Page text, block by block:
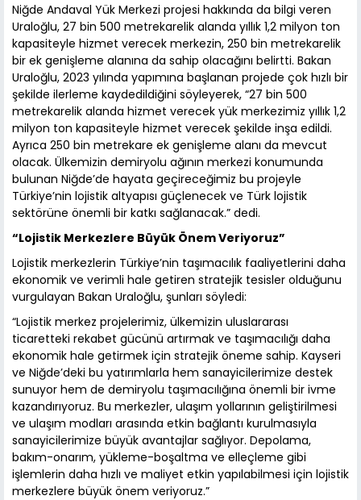
Niğde Andaval Yük Merkezi projesi hakkında da bilgi veren
Uraloğlu, 27 bin 500 metrekarelik alanda yıllık 1,2 milyon ton
kapasiteyle hizmet verecek merkezin, 250 bin metrekarelik
bir ek genişleme alanına da sahip olacağını belirtti. Bakan
Uraloğlu, 2023 yılında yapımına başlanan projede çok hızlı bir
şekilde ilerleme kaydedildiğini söyleyerek, “27 bin 500
metrekarelik alanda hizmet verecek yük merkezimiz yıllık 1,2
milyon ton kapasiteyle hizmet verecek şekilde inşa edildi.
Ayrıca 250 bin metrekare ek genişleme alanı da mevcut
olacak. Ülkemizin demiryolu ağının merkezi konumunda
bulunan Niğde’de hayata geçireceğimiz bu projeyle
Türkiye’nin lojistik altyapısı güçlenecek ve Türk lojistik
sektörüne önemli bir katkı sağlanacak.” dedi.
“Lojistik Merkezlere Büyük Önem Veriyoruz”
Lojistik merkezlerin Türkiye’nin taşımacılık faaliyetlerini daha
ekonomik ve verimli hale getiren stratejik tesisler olduğunu
vurgulayan Bakan Uraloğlu, şunları söyledi:
“Lojistik merkez projelerimiz, ülkemizin uluslararası
ticaretteki rekabet gücünü artırmak ve taşımacılığı daha
ekonomik hale getirmek için stratejik öneme sahip. Kayseri
ve Niğde’deki bu yatırımlarla hem sanayicilerimize destek
sunuyor hem de demiryolu taşımacılığına önemli bir ivme
kazandırıyoruz. Bu merkezler, ulaşım yollarının geliştirilmesi
ve ulaşım modları arasında etkin bağlantı kurulmasıyla
sanayicilerimize büyük avantajlar sağlıyor. Depolama,
bakım-onarım, yükleme-boşaltma ve elleçleme gibi
işlemlerin daha hızlı ve maliyet etkin yapılabilmesi için lojistik
merkezlere büyük önem veriyoruz.”